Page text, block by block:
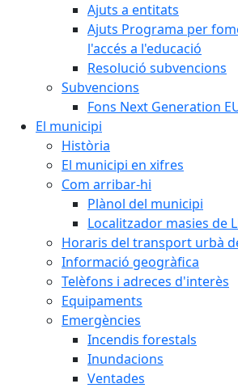
Ajuts a entitats
Ajuts Programa per
l'accés a l'educació
Resolució subvencions
Subvencions
Fons Next Generation
El municipi
Història
El municipi en xifres
Com arribar-hi
Plànol del municipi
Localitzador masies de
Horaris del transport urbà
Informació geogràfica
Telèfons i adreces d'interès
Equipaments
Emergències
Incendis forestals
Inundacions
Ventades